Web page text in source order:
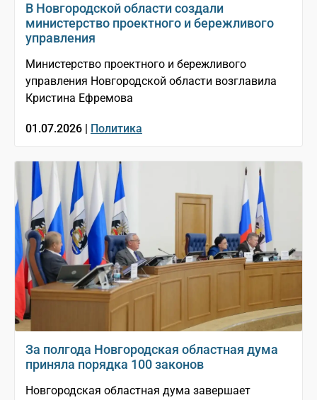
В Новгородской области создали
министерство проектного и бережливого
управления
Министерство проектного и бережливого
управления Новгородской области возглавила
Кристина Ефремова
01.07.2026 | Политика
За полгода Новгородская областная дума
приняла порядка 100 законов
Новгородская областная дума завершает